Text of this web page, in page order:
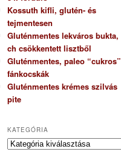
Kossuth kifli, glutén- és
tejmentesen
Gluténmentes lekváros bukta,
ch csökkentett lisztből
Gluténmentes, paleo “cukros”
fánkocskák
Gluténmentes krémes szilvás
pite
KATEGÓRIA
K